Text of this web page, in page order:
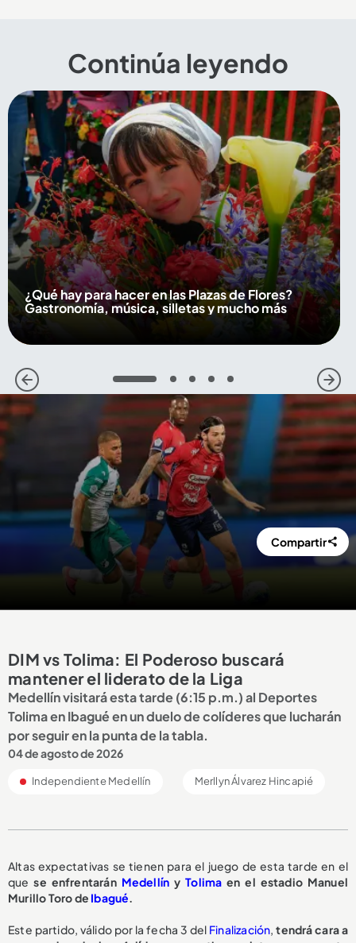
Continúa leyendo
¿Qué hay para hacer en las Plazas de Flores?
Gastronomía, música, silletas y mucho más
1 2 3 4 5
Compartir
DIM vs Tolima: El Poderoso buscará
mantener el liderato de la Liga
Medellín visitará esta tarde (6:15 p.m.) al Deportes
Tolima en Ibagué en un duelo de colíderes que lucharán
por seguir en la punta de la tabla.
04 de agosto de 2026
Independiente Medellín Merllyn Álvarez Hincapié
Altas expectativas se tienen para el juego de esta tarde en el
quese enfrentarán MedellínyTolimaen el estadio Manuel
Murillo Toro de Ibagué.
Este partido, válido por la fecha 3 del Finalización,tendrá cara a